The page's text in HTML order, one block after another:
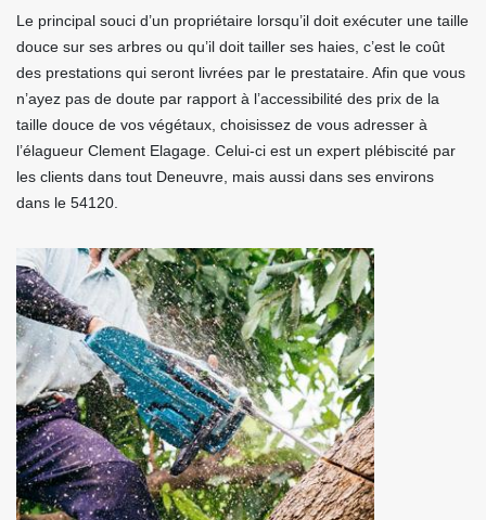
Le principal souci d’un propriétaire lorsqu’il doit exécuter une taille
douce sur ses arbres ou qu’il doit tailler ses haies, c’est le coût
des prestations qui seront livrées par le prestataire. Afin que vous
n’ayez pas de doute par rapport à l’accessibilité des prix de la
taille douce de vos végétaux, choisissez de vous adresser à
l’élagueur Clement Elagage. Celui-ci est un expert plébiscité par
les clients dans tout Deneuvre, mais aussi dans ses environs
dans le 54120.